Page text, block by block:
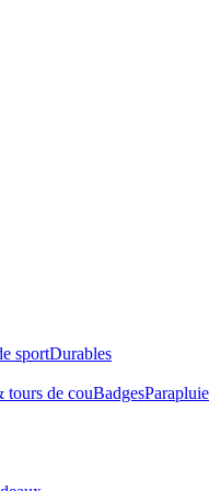
sportDurables
tours de couBadges